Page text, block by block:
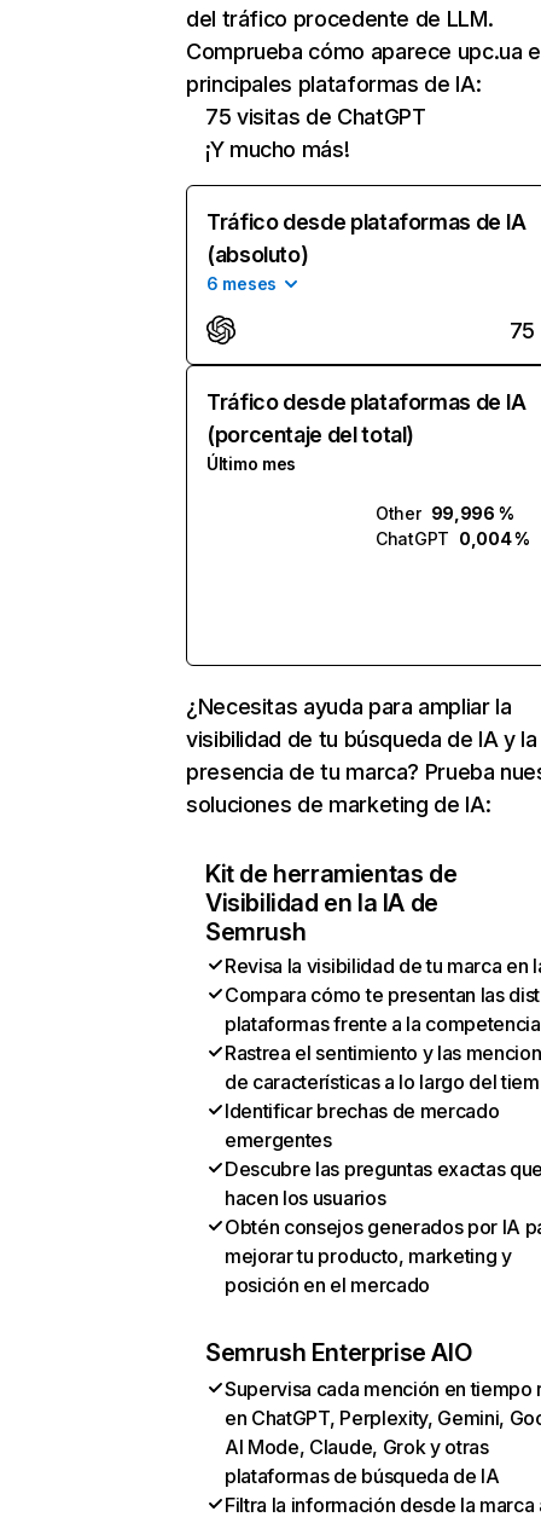
del tráfico procedente de LLM.
Comprueba cómo aparece upc.ua
principales plataformas de IA:
75 visitas de ChatGPT
¡Y mucho más!
Tráfico desde plataformas de IA
(absoluto)
6 meses
75
Tráfico desde plataformas de IA
(porcentaje del total)
Último mes
Other 99,996 %
ChatGPT 0,004 %
¿Necesitas ayuda para ampliar la
visibilidad de tu búsqueda de IA y la
presencia de tu marca? Prueba
soluciones de marketing de IA:
Kit de herramientas de
Visibilidad en la IA de
Semrush
Revisa la visibilidad de tu marca en
Compara cómo te presentan las
plataformas frente a la competencia
Rastrea el sentimiento y las
de características a lo largo del
Identificar brechas de mercado
emergentes
Descubre las preguntas exactas
hacen los usuarios
Obtén consejos generados por IA
mejorar tu producto, marketing y
posición en el mercado
Semrush Enterprise AIO
Supervisa cada mención en tiempo
en ChatGPT, Perplexity, Gemini,
AI Mode, Claude, Grok y otras
plataformas de búsqueda de IA
Filtra la información desde la marca